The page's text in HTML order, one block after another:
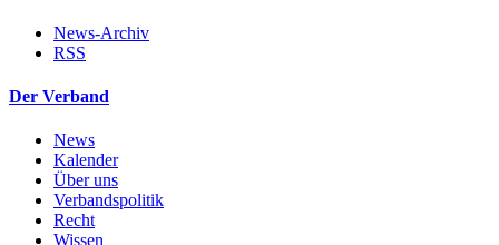
News-Archiv
RSS
Der Verband
News
Kalender
Über uns
Verbandspolitik
Recht
Wissen